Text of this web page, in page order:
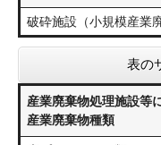
破砕施設（小規模産業
表の
産業廃棄物処理施設等
産業廃棄物種類